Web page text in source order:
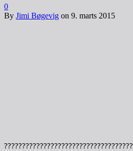
0
By Jimi Bøgevig on 9. marts 2015
????????????????????????????????????